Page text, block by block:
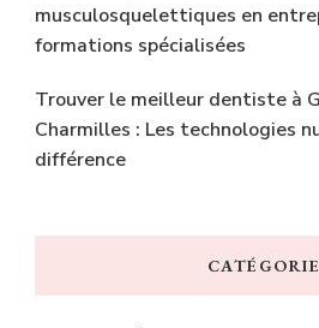
musculosquelettiques en
formations spécialisées
Trouver le meilleur dentiste à
Charmilles : Les technologies
différence